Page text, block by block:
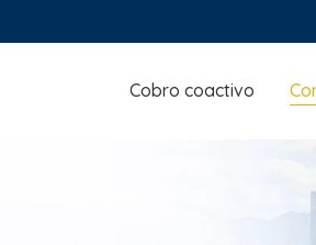
Cobro coactivo